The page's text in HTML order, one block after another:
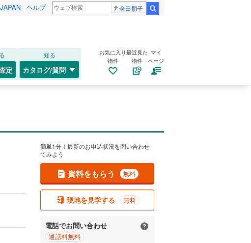
ヘルプ 金田朋子
定
知る
カタログ/質問
お気に入り
物件
最近見た
物件
マイ
ページ
簡単1分！最新のお申込状況を問い合わせ
てみよう
資料をもらう 無料
現地を見学する 無料
電話でお問い合わせ
通話料無料